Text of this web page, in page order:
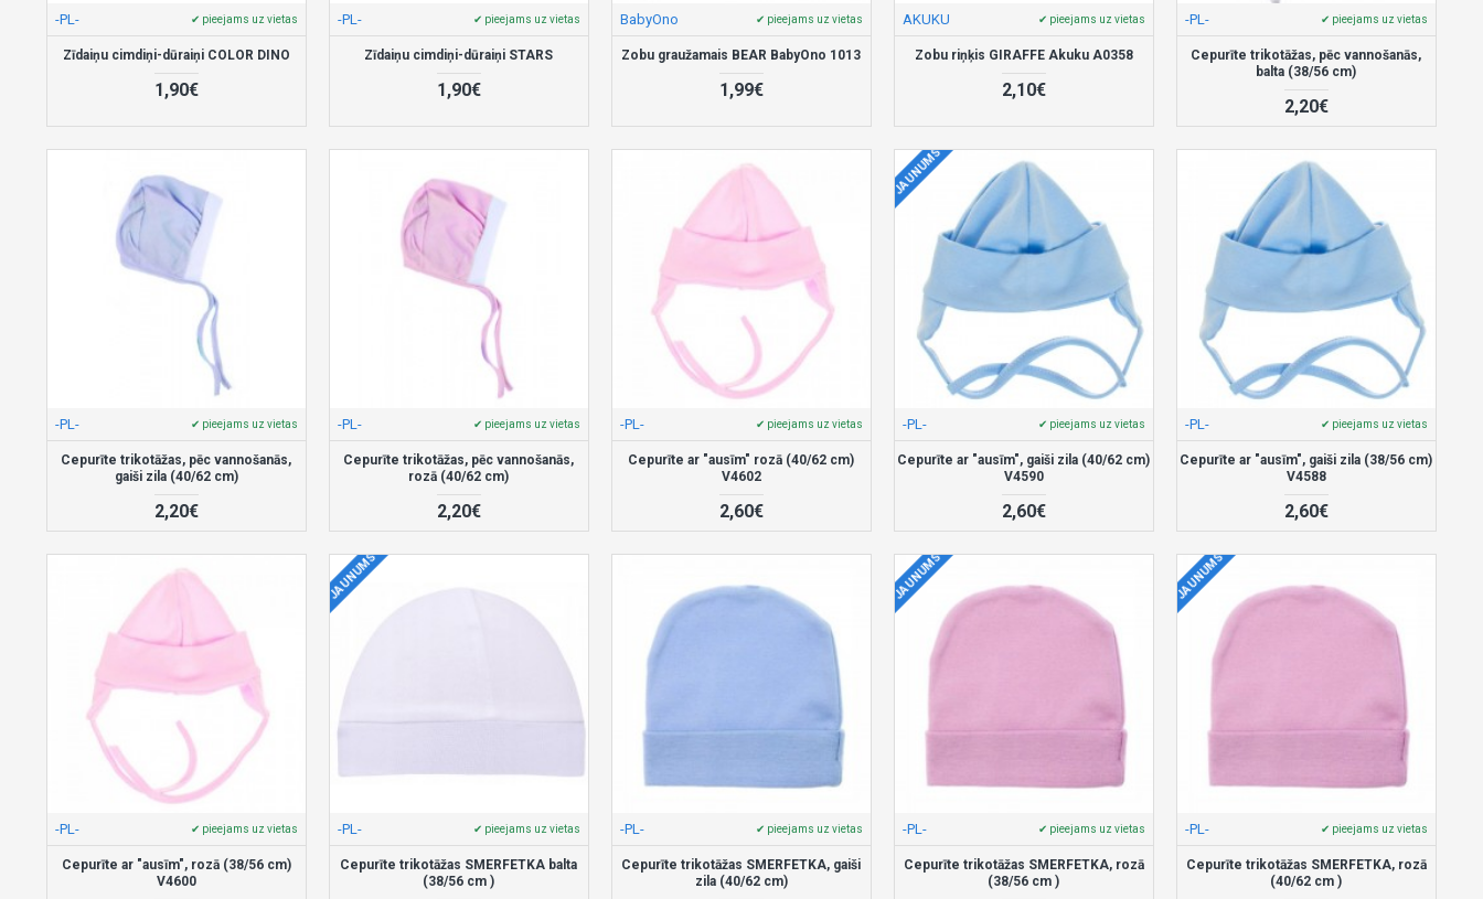
-PL- ✔ pieejams uz vietas
Zīdaiņu cimdiņi-dūraiņi COLOR DINO
1,90€
-PL- ✔ pieejams uz vietas
Zīdaiņu cimdiņi-dūraiņi STARS
1,90€
BabyOno ✔ pieejams uz vietas
Zobu graužamais BEAR BabyOno 1013
1,99€
AKUKU ✔ pieejams uz vietas
Zobu riņķis GIRAFFE Akuku A0358
2,10€
-PL- ✔ pieejams uz vietas
Cepurīte trikotāžas, pēc vannošanās,
balta (38/56 cm)
2,20€
-PL- ✔ pieejams uz vietas
Cepurīte trikotāžas, pēc vannošanās,
gaiši zila (40/62 cm)
2,20€
-PL- ✔ pieejams uz vietas
Cepurīte trikotāžas, pēc vannošanās,
rozā (40/62 cm)
2,20€
-PL- ✔ pieejams uz vietas
Cepurīte ar "ausīm" rozā (40/62 cm)
V4602
2,60€
JAUNUMS
-PL- ✔ pieejams uz vietas
Cepurīte ar "ausīm", gaiši zila (40/62 cm)
V4590
2,60€
-PL- ✔ pieejams uz vietas
Cepurīte ar "ausīm", gaiši zila (38/56 cm)
V4588
2,60€
-PL- ✔ pieejams uz vietas
Cepurīte ar "ausīm", rozā (38/56 cm)
V4600
JAUNUMS
-PL- ✔ pieejams uz vietas
Cepurīte trikotāžas SMERFETKA balta
(38/56 cm )
-PL- ✔ pieejams uz vietas
Cepurīte trikotāžas SMERFETKA, gaiši
zila (40/62 cm)
JAUNUMS
-PL- ✔ pieejams uz vietas
Cepurīte trikotāžas SMERFETKA, rozā
(38/56 cm )
JAUNUMS
-PL- ✔ pieejams uz vietas
Cepurīte trikotāžas SMERFETKA, rozā
(40/62 cm )